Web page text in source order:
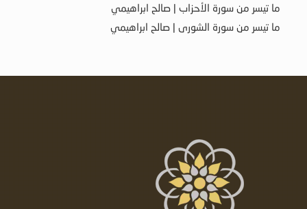
ما تيسر من سورة الأحزاب | صالح ابراهيمي
ما تيسر من سورة الشورى | صالح ابراهيمي